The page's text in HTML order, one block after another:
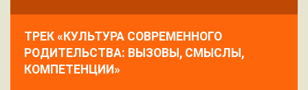
ТРЕК «КУЛЬТУРА СОВРЕМЕННОГО
РОДИТЕЛЬСТВА: ВЫЗОВЫ, СМЫСЛЫ,
КОМПЕТЕНЦИИ»